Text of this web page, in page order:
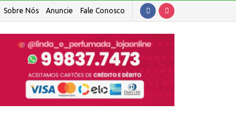
Sobre Nós Anuncie Fale Conosco